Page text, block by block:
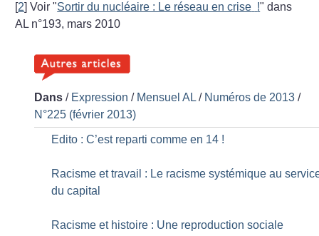
[2 ]Voir "Sortir du nucléaire : Le réseau en crise !" dans
AL n°193, mars 2010
Dans / Expression / Mensuel AL / Numéros de 2013 /
N°225 (février 2013)
Edito : C’est reparti comme en 14 !
Racisme et travail : Le racisme systémique au
du capital
Racisme et histoire : Une reproduction sociale